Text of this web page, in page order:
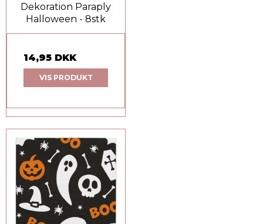
Dekoration Paraply
Halloween - 8stk
14,95 DKK
VIS PRODUKT